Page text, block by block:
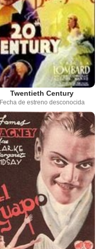
Twentieth Century
Fecha de estreno desconocida